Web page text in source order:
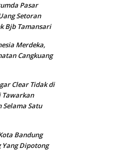
Pasar
Setoran
Bjb Tamansari
Merdeka,
Cangkuang
Clear Tidak di
Tawarkan
Selama Satu
Bandung
Yang Dipotong